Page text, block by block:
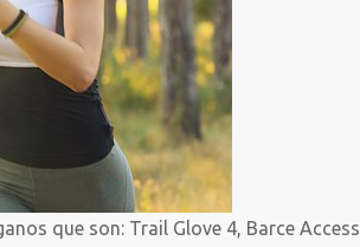
que son: Trail Glove 4, Barce Access